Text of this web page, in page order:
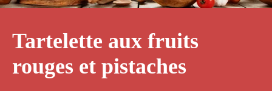
Tartelette aux fruits
rouges et pistaches